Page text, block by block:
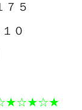
５
０